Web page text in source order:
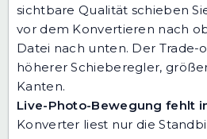
sichtbare Qualität schieben
vor dem Konvertieren nach
Datei nach unten. Der Trade-
höherer Schieberegler,
Kanten.
Live-Photo-Bewegung fehlt
Konverter liest nur die